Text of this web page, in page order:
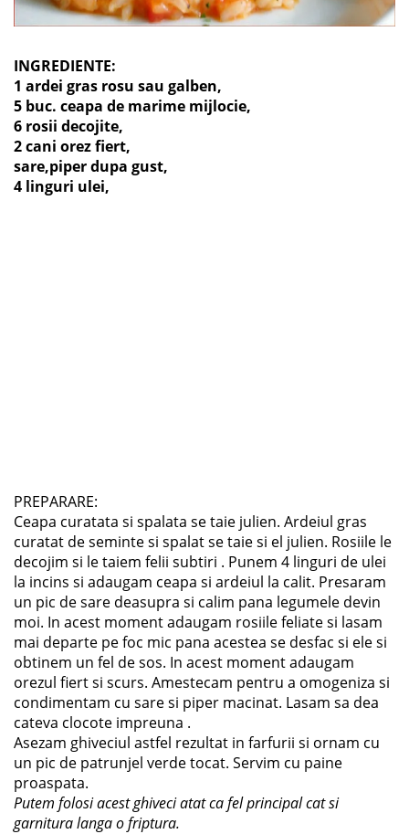
INGREDIENTE:
1 ardei gras rosu sau galben,
5 buc. ceapa de marime mijlocie,
6 rosii decojite,
2 cani orez fiert,
sare,piper dupa gust,
4 linguri ulei,
PREPARARE:
Ceapa curatata si spalata se taie julien. Ardeiul gras
curatat de seminte si spalat se taie si el julien. Rosiile le
decojim si le taiem felii subtiri . Punem 4 linguri de ulei
la incins si adaugam ceapa si ardeiul la calit. Presaram
un pic de sare deasupra si calim pana legumele devin
moi. In acest moment adaugam rosiile feliate si lasam
mai departe pe foc mic pana acestea se desfac si ele si
obtinem un fel de sos. In acest moment adaugam
orezul fiert si scurs. Amestecam pentru a omogeniza si
condimentam cu sare si piper macinat. Lasam sa dea
cateva clocote impreuna .
Asezam ghiveciul astfel rezultat in farfurii si ornam cu
un pic de patrunjel verde tocat. Servim cu paine
proaspata.
Putem folosi acest ghiveci atat ca fel principal cat si
garnitura langa o friptura.